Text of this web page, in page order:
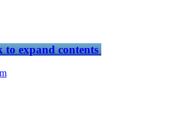
to expand contents